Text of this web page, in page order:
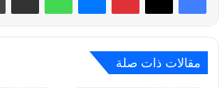
مقالات ذات صلة